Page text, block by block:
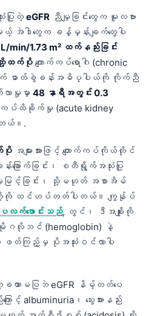
ပြုတဲ့ eGFR ညီမျှခြင်းတွေက မူလဗား
ယ့် အဲဒါတွေက ခန့်မှန်းချက်တွေပါ
min/1.73 m² ထက်နည်းခြင်း
ထက်ပို ကျောက်ကပ်ရောဂါ (chronic
တွက် ဓာတ်ခွဲခန်းအဓိပ္ပါယ်ကို ကိုက်ညီ
ာမှုမှာ 48 နာရီအတွင်း 0.3
ာက်ကပ်ထိခိုက်မှု (acute kidney
တယ်။.
ပို အများအားဖြင့် ကျောက်ကပ်ကိုယ်တိုင်
ခြောက်ခြင်း၊ စတီရွိုက်အသုံးပြု
မှုမြင့်ခြင်း၊ သို့မဟုတ် အစာအိမ်
းတို့ကို ထင်ဟပ်တတ်ပါတယ်။ ကျွန်ုပ်
ပလက်ဖောင်းသည်, တွင်၊ ဒီအချိုးကို
လိုဘင် (hemoglobin) နဲ့
ကြည့်မှ ပိုအသုံးဝင်လာပါ
ဏာမပြဘဲ eGFR နိမ့်တတ်ပေ
albuminuria၊ သွေးအားနည်း